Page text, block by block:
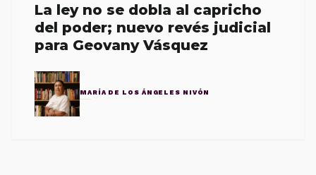
La ley no se dobla al capricho
del poder; nuevo revés judicial
para Geovany Vásquez
MARÍA DE LOS ÁNGELES NIVÓN